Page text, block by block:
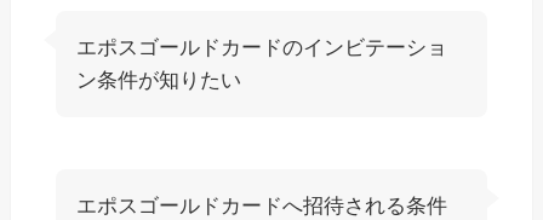
エポスゴールドカードのインビテーショ
ン条件が知りたい
エポスゴールドカードへ招待される条件